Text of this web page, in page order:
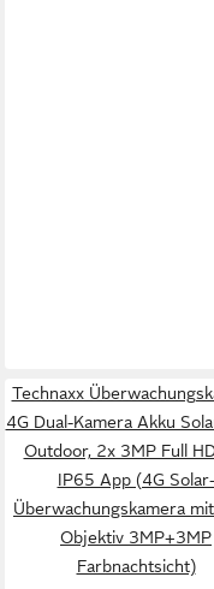
Technaxx
4G Dual-Kamera Akku
Outdoor, 2x 3MP Full
IP65 App (4G Solar-
Überwachungskamera
Objektiv 3MP+3MP
Farbnachtsicht)